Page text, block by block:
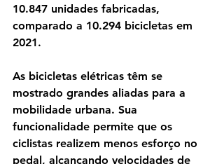
10.847 unidades fabricadas,
comparado a 10.294 bicicletas em
2021.
As bicicletas elétricas têm se
mostrado grandes aliadas para a
mobilidade urbana. Sua
funcionalidade permite que os
ciclistas realizem menos esforço no
pedal, alcançando velocidades de